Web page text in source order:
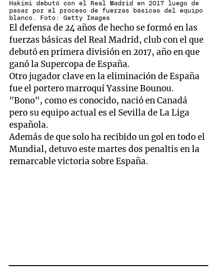
Hakimi debutó con el Real Madrid en 2017 luego de
pasar por el proceso de fuerzas básicas del equipo
blanco. Foto: Getty Images
El defensa de 24 años de hecho se formó en las
fuerzas básicas del Real Madrid, club con el que
debutó en primera división en 2017, año en que
ganó la Supercopa de España.
Otro jugador clave en la eliminación de España
fue el portero marroquí Yassine Bounou.
"Bono", como es conocido, nació en Canadá
pero su equipo actual es el Sevilla de La Liga
española.
Además de que solo ha recibido un gol en todo el
Mundial, detuvo este martes dos penaltis en la
remarcable victoria sobre España.